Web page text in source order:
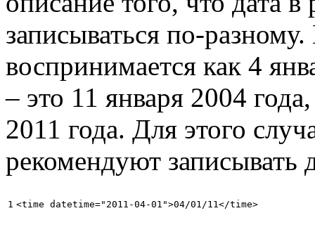
записываться по-
воспринимается как 4
– это 11 января 2004
2011 года. Для этого
рекомендуют записывать
<time datetime="2011-04-01">04/01/11</time>